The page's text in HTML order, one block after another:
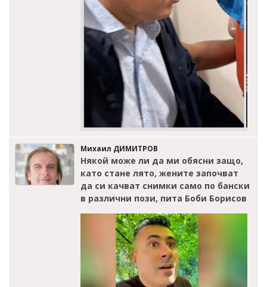
Михаил ДИМИТРОВ
Някой може ли да ми обясни защо,
като стане лято, жените започват
да си качват снимки само по бански
в различни пози, пита Боби Борисов